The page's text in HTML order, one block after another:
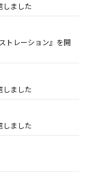
しました
トレーション』を開
しました
しました